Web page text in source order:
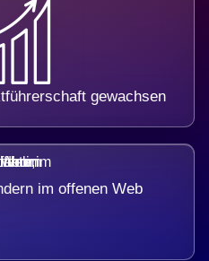
gewachsen
im offenen Web